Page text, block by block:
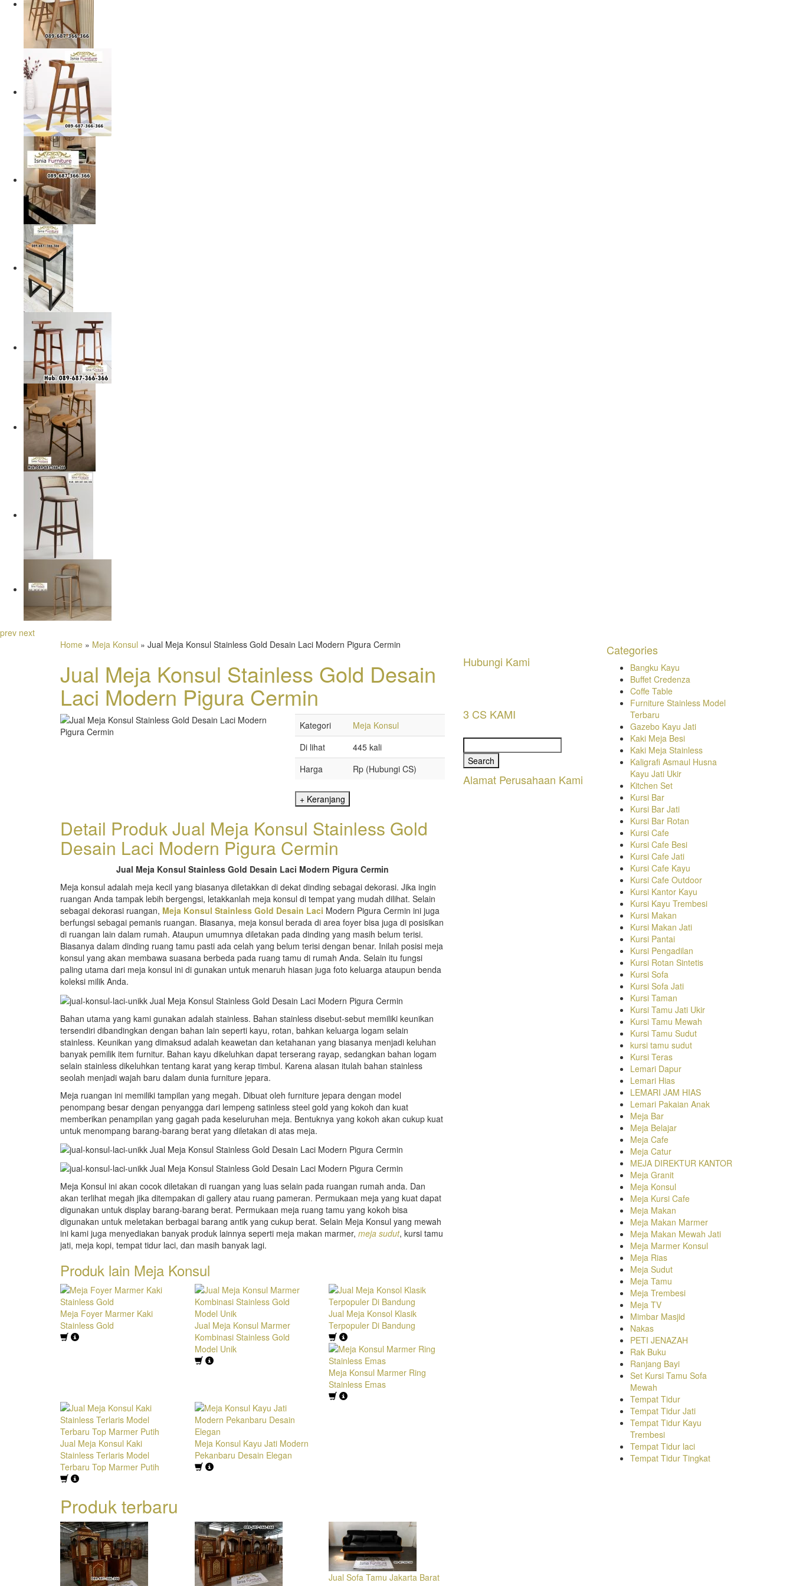
prev next
Home » Meja Konsul » Jual Meja Konsul Stainless Gold Desain Laci Modern Pigura Cermin
Jual Meja Konsul Stainless Gold Desain
Laci Modern Pigura Cermin
Kategori
Meja Konsul
Di lihat
445 kali
Harga
Rp (Hubungi CS)
Detail Produk Jual Meja Konsul Stainless Gold
Desain Laci Modern Pigura Cermin
Jual Meja Konsul Stainless Gold Desain Laci Modern Pigura Cermin
Meja konsul adalah meja kecil yang biasanya diletakkan di dekat dinding sebagai dekorasi. Jika ingin
ruangan Anda tampak lebih bergengsi, letakkanlah meja konsul di tempat yang mudah dilihat. Selain
sebagai dekorasi ruangan, Meja Konsul Stainless Gold Desain Laci Modern Pigura Cermin ini juga
berfungsi sebagai pemanis ruangan. Biasanya, meja konsul berada di area foyer bisa juga di posisikan
di ruangan lain dalam rumah. Ataupun umumnya diletakan pada dinding yang masih belum terisi.
Biasanya dalam dinding ruang tamu pasti ada celah yang belum terisi dengan benar. Inilah posisi meja
konsul yang akan membawa suasana berbeda pada ruang tamu di rumah Anda. Selain itu fungsi
paling utama dari meja konsul ini di gunakan untuk menaruh hiasan juga foto keluarga ataupun benda
koleksi milik Anda.
Bahan utama yang kami gunakan adalah stainless. Bahan stainless disebut-sebut memiliki keunikan
tersendiri dibandingkan dengan bahan lain seperti kayu, rotan, bahkan keluarga logam selain
stainless. Keunikan yang dimaksud adalah keawetan dan ketahanan yang biasanya menjadi keluhan
banyak pemilik item furnitur. Bahan kayu dikeluhkan dapat terserang rayap, sedangkan bahan logam
selain stainless dikeluhkan tentang karat yang kerap timbul. Karena alasan itulah bahan stainless
seolah menjadi wajah baru dalam dunia furniture jepara.
Meja ruangan ini memiliki tampilan yang megah. Dibuat oleh furniture jepara dengan model
penompang besar dengan penyangga dari lempeng satinless steel gold yang kokoh dan kuat
memberikan penampilan yang gagah pada keseluruhan meja. Bentuknya yang kokoh akan cukup kuat
untuk menompang barang-barang berat yang diletakan di atas meja.
Meja Konsul ini akan cocok diletakan di ruangan yang luas selain pada ruangan rumah anda. Dan
akan terlihat megah jika ditempakan di gallery atau ruang pameran. Permukaan meja yang kuat dapat
digunakan untuk display barang-barang berat. Permukaan meja ruang tamu yang kokoh bisa
digunakan untuk meletakan berbagai barang antik yang cukup berat. Selain Meja Konsul yang mewah
ini kami juga menyediakan banyak produk lainnya seperti meja makan marmer, meja sudut, kursi tamu
jati, meja kopi, tempat tidur laci, dan masih banyak lagi.
Produk lain Meja Konsul
Meja Foyer Marmer Kaki
Stainless Gold
Jual Meja Konsul Marmer
Kombinasi Stainless Gold
Model Unik
Jual Meja Konsol Klasik
Terpopuler Di Bandung
Meja Konsul Marmer Ring
Stainless Emas
Jual Meja Konsul Kaki
Stainless Terlaris Model
Terbaru Top Marmer Putih
Meja Konsul Kayu Jati Modern
Pekanbaru Desain Elegan
Produk terbaru
Jual Sofa Tamu Jakarta Barat
Hubungi Kami
3 CS KAMI
for:
Alamat Perusahaan Kami
Categories
Bangku Kayu
Buffet Credenza
Coffe Table
Furniture Stainless Model
Terbaru
Gazebo Kayu Jati
Kaki Meja Besi
Kaki Meja Stainless
Kaligrafi Asmaul Husna
Kayu Jati Ukir
Kitchen Set
Kursi Bar
Kursi Bar Jati
Kursi Bar Rotan
Kursi Cafe
Kursi Cafe Besi
Kursi Cafe Jati
Kursi Cafe Kayu
Kursi Cafe Outdoor
Kursi Kantor Kayu
Kursi Kayu Trembesi
Kursi Makan
Kursi Makan Jati
Kursi Pantai
Kursi Pengadilan
Kursi Rotan Sintetis
Kursi Sofa
Kursi Sofa Jati
Kursi Taman
Kursi Tamu Jati Ukir
Kursi Tamu Mewah
Kursi Tamu Sudut
kursi tamu sudut
Kursi Teras
Lemari Dapur
Lemari Hias
LEMARI JAM HIAS
Lemari Pakaian Anak
Meja Bar
Meja Belajar
Meja Cafe
Meja Catur
MEJA DIREKTUR KANTOR
Meja Granit
Meja Konsul
Meja Kursi Cafe
Meja Makan
Meja Makan Marmer
Meja Makan Mewah Jati
Meja Marmer Konsul
Meja Rias
Meja Sudut
Meja Tamu
Meja Trembesi
Meja TV
Mimbar Masjid
Nakas
PETI JENAZAH
Rak Buku
Ranjang Bayi
Set Kursi Tamu Sofa
Mewah
Tempat Tidur
Tempat Tidur Jati
Tempat Tidur Kayu
Trembesi
Tempat Tidur laci
Tempat Tidur Tingkat